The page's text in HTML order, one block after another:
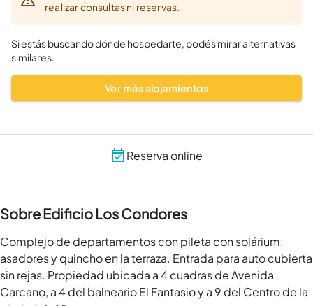
realizar consultas ni reservas.
Si estás buscando dónde hospedarte, podés mirar alternativas
similares.
Ver más alojamientos
Reserva online
Sobre Edificio Los Condores
Complejo de departamentos con pileta con solárium,
asadores y quincho en la terraza. Entrada para auto cubierta
sin rejas. Propiedad ubicada a 4 cuadras de Avenida
Carcano, a 4 del balneario El Fantasio y a 9 del Centro de la